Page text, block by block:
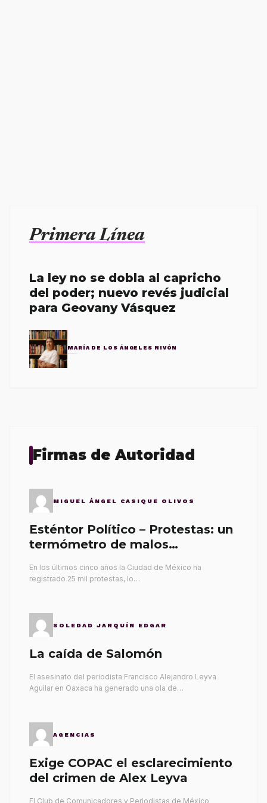
Primera Línea
La ley no se dobla al capricho
del poder; nuevo revés judicial
para Geovany Vásquez
MARÍA DE LOS ÁNGELES NIVÓN
Firmas de Autoridad
MIGUEL ÁNGEL CASIQUE OLIVOS
Esténtor Político – Protestas: un
termómetro de malos
En los últimos cinco años la Ciudad de México ha
registrado 25 mil protestas, lo…
SOLEDAD JARQUÍN EDGAR
La caída de Salomón
El asesinato del periodista Francisco Alejandro Leyva
Aguilar en Oaxaca ha generado una ola de…
AGENCIAS
Exige COPAC el esclarecimiento
del crimen de Alex Leyva
El Club de Comunicadores y Periodistas de México